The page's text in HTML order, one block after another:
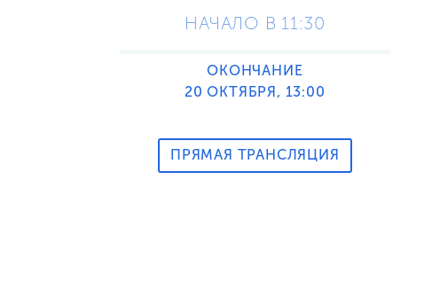
НАЧАЛО В 11:30
ОКОНЧАНИЕ
20 ОКТЯБРЯ, 13:00
ПРЯМАЯ ТРАНСЛЯЦИЯ